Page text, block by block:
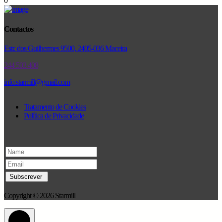
Contactos
Estr. dos Guilhermes 9500, 2405-036 Maceira
244 503 408
info.starmill@gmail.com
Tratamento de Cookies
Política de Privacidade
Copyright © 2026 Starmill